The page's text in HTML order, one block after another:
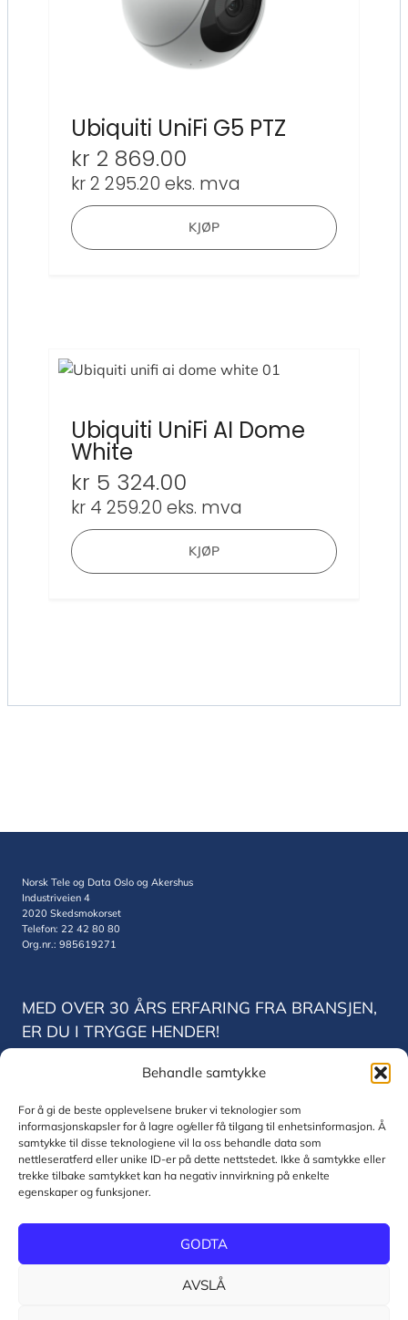
Behandle samtykke
For å gi de beste opplevelsene bruker vi teknologier som
informasjonskapsler for å lagre og/eller få tilgang til enhetsinformasjon. Å
samtykke til disse teknologiene vil la oss behandle data som
nettleseratferd eller unike ID-er på dette nettstedet. Ikke å samtykke eller
trekke tilbake samtykket kan ha negativ innvirkning på enkelte
egenskaper og funksjoner.
GODTA
AVSLÅ
Ubiquiti UniFi G5 PTZ
kr 2 869.00
kr2 295.20 eks. mva
KJØP
Ubiquiti UniFi AI Dome
White
kr 5 324.00
kr 4 259.20 eks. mva
KJØP
Norsk Tele og Data Oslo og Akershus
Industriveien 4
2020 Skedsmokorset
Telefon: 22 42 80 80
Org.nr.: 985619271
MED OVER 30 ÅRS ERFARING FRA BRANSJEN,
ER DU I TRYGGE HENDER!
Norsk Tele og Data Trondheim
7075 Trondheim
Telefon: 22 42 80 80
Org.nr.: 830771832
© 2026 Norsk Tele og Data AS
Personvernerklæring og informasjonskapsler